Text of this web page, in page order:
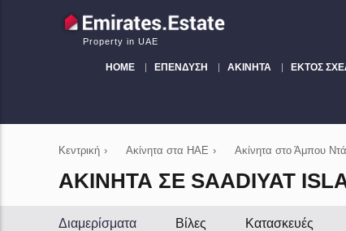
Property in UAE
HOME ΕΠΈΝΔΥΣΗ ΑΚΊΝΗΤΑ ΕΚΤΌΣ
Κεντρική › Ακίνητα στα ΗΑΕ › Ακίνητα στο Άμπου
ΑΚΊΝΗΤΑ ΣΕ SAADIYAT
Διαμερίσματα Βίλες Κατασκευές